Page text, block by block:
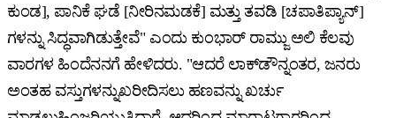
ಕುಂಡ], ಪಾನಿಕೆ ಘಡೆ [ನೀರಿನಮಡಕೆ] ಮತ್ತು ತವಡಿ [ಚಪಾತಿಪ್ಯಾನ್‌]
ಗಳನ್ನು ಸಿದ್ಧವಾಗಿಡುತ್ತೇವೆ" ಎಂದು ಕುಂಭಾರ್ ರಾಮ್ಜು ಅಲಿ ಕೆಲವು
ವಾರಗಳ ಹಿಂದೆನನಗೆ ಹೇಳಿದರು. "ಆದರೆ ಲಾಕ್‌ಡೌನ್ನಂತರ, ಜನರು
ಅಂತಹ ವಸ್ತುಗಳನ್ನುಖರೀದಿಸಲು ಹಣವನ್ನು ಖರ್ಚು